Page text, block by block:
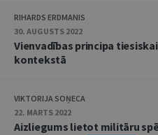
RIHARDS ERDMANIS
30. AUGUSTS 2022
Vienvadības principa
kontekstā
VIKTORIJA SOŅECA
22. MARTS 2022
Aizliegums lietot militāru